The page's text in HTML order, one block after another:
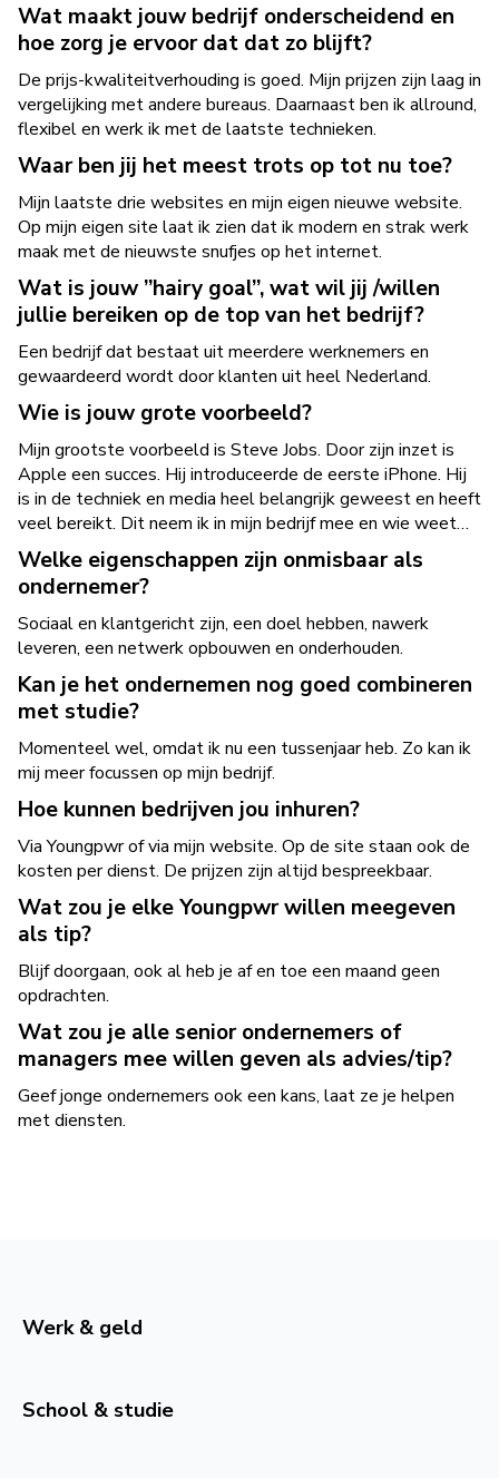
Wat maakt jouw bedrijf onderscheidend en
hoe zorg je ervoor dat dat zo blijft?
De prijs-kwaliteitverhouding is goed. Mijn prijzen zijn laag in
vergelijking met andere bureaus. Daarnaast ben ik allround,
flexibel en werk ik met de laatste technieken.
Waar ben jij het meest trots op tot nu toe?
Mijn laatste drie websites en mijn eigen nieuwe website.
Op mijn eigen site laat ik zien dat ik modern en strak werk
maak met de nieuwste snufjes op het internet.
Wat is jouw ”hairy goal”, wat wil jij /willen
jullie bereiken op de top van het bedrijf?
Een bedrijf dat bestaat uit meerdere werknemers en
gewaardeerd wordt door klanten uit heel Nederland.
Wie is jouw grote voorbeeld?
Mijn grootste voorbeeld is Steve Jobs. Door zijn inzet is
Apple een succes. Hij introduceerde de eerste iPhone. Hij
is in de techniek en media heel belangrijk geweest en heeft
veel bereikt. Dit neem ik in mijn bedrijf mee en wie weet…
Welke eigenschappen zijn onmisbaar als
ondernemer?
Sociaal en klantgericht zijn, een doel hebben, nawerk
leveren, een netwerk opbouwen en onderhouden.
Kan je het ondernemen nog goed combineren
met studie?
Momenteel wel, omdat ik nu een tussenjaar heb. Zo kan ik
mij meer focussen op mijn bedrijf.
Hoe kunnen bedrijven jou inhuren?
Via Youngpwr of via mijn website. Op de site staan ook de
kosten per dienst. De prijzen zijn altijd bespreekbaar.
Wat zou je elke Youngpwr willen meegeven
als tip?
Blijf doorgaan, ook al heb je af en toe een maand geen
opdrachten.
Wat zou je alle senior ondernemers of
managers mee willen geven als advies/tip?
Geef jonge ondernemers ook een kans, laat ze je helpen
met diensten.
Werk & geld
School & studie